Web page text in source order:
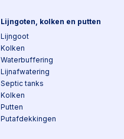
Lijngoten, kolken en putten
Lijngoot
Kolken
Waterbuffering
Lijnafwatering
Septic tanks
Kolken
Putten
Putafdekkingen